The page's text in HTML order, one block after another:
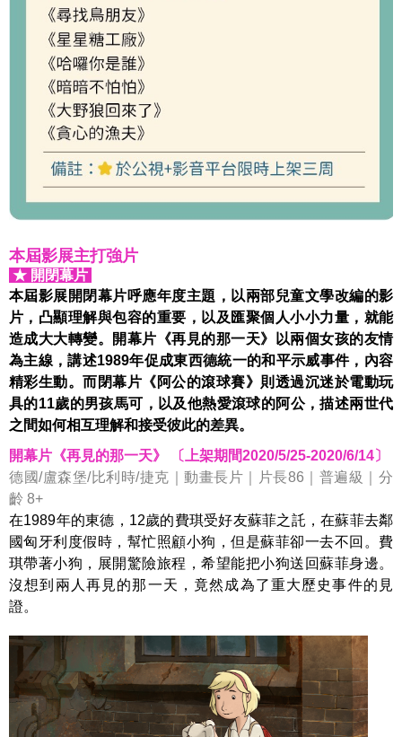
本屆影展主打強片
★ 開閉幕片
本屆影展開閉幕片呼應年度主題，以兩部兒童文學改編的影
片，凸顯理解與包容的重要，以及匯聚個人小小力量，就能
造成大大轉變。開幕片《再見的那一天》以兩個女孩的友情
為主線，講述1989年促成東西德統一的和平示威事件，內容
精彩生動。而閉幕片《阿公的滾球賽》則透過沉迷於電動玩
具的11歲的男孩馬可，以及他熱愛滾球的阿公，描述兩世代
之間如何相互理解和接受彼此的差異。
開幕片《再見的那一天》 〔上架期間2020/5/25-2020/6/14〕
德國/盧森堡/比利時/捷克｜動畫長片｜片長86｜普遍級｜分
齡 8+
在1989年的東德，12歲的費琪受好友蘇菲之託，在蘇菲去鄰
國匈牙利度假時，幫忙照顧小狗，但是蘇菲卻一去不回。費
琪帶著小狗，展開驚險旅程，希望能把小狗送回蘇菲身邊。
沒想到兩人再見的那一天，竟然成為了重大歷史事件的見
證。